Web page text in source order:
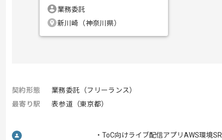
業務委託
新川崎（神奈川県）
契約形態
業務委託（フリーランス）
最寄り駅
表参道（東京都）
・ToC向けライブ配信アプリAWS環境